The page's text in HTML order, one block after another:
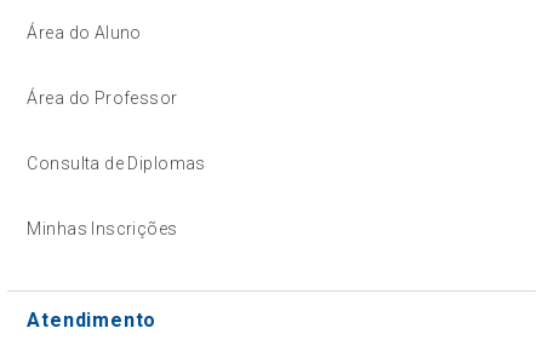
Área do Aluno
Área do Professor
Consulta de Diplomas
Minhas Inscrições
Atendimento